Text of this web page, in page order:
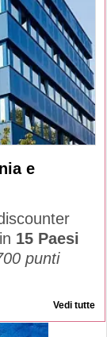
e
15 Paesi
punti
Vedi tutte